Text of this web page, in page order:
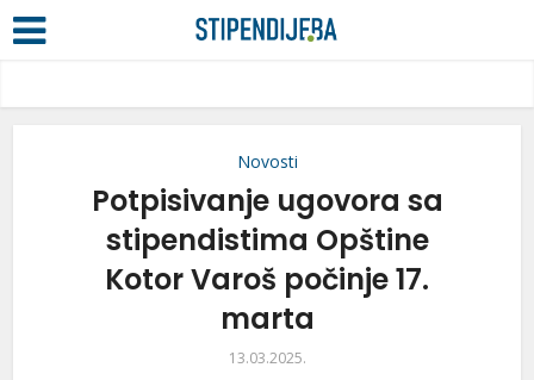
Novosti
Potpisivanje ugovora sa
stipendistima Opštine
Kotor Varoš počinje 17.
marta
13.03.2025.